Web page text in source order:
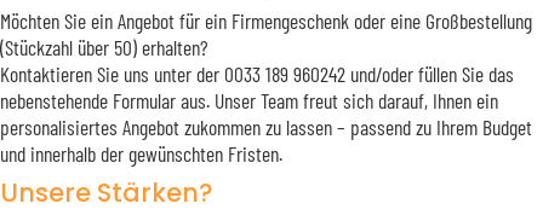
Möchten Sie ein Angebot für ein Firmengeschenk oder eine Großbestellung
(Stückzahl über 50) erhalten?
Kontaktieren Sie uns unter der 0033 189 960242 und/oder füllen Sie das
nebenstehende Formular aus. Unser Team freut sich darauf, Ihnen ein
personalisiertes Angebot zukommen zu lassen – passend zu Ihrem Budget
und innerhalb der gewünschten Fristen.
Unsere Stärken?